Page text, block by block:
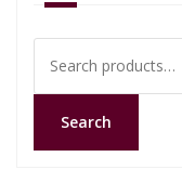
for:
Search